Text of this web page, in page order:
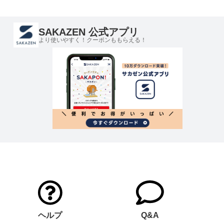
SAKAZEN 公式アプリ
より使いやすく！クーポンももらえる！
ヘルプ Q&A